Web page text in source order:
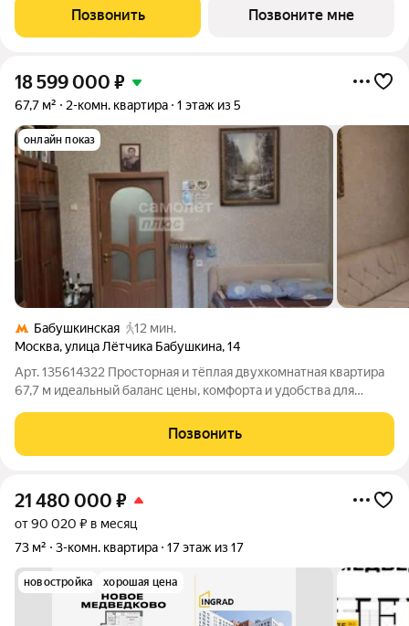
во двор. Современный микрорайон реализуется по концепции
комплексного
Позвонить Позвоните мне
18 599 000 ₽
67,7 м² 2-комн. квартира 1 этаж из 5
онлайн показ
Бабушкинская
12 мин.
Москва,улица Лётчика Бабушкина,14
Арт. 135614322 Просторная и тёплая двухкомнатная квартира
67,7 м идеальный баланс цены, комфорта и удобства для
инвестиции. Квартира на первом этаже кирпичного дома 1954
года постройки, Планировка
Позвонить
21 480 000 ₽
от 90 020 ₽ в месяц
73 м²
3-комн. квартира 17 этаж из 17
новостройка хорошая цена